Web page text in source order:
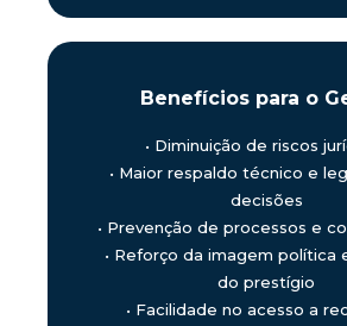
Benefícios para o
• Diminuição de riscos
• Maior respaldo técnico e
decisões
• Prevenção de processos e
• Reforço da imagem política
do prestígio
• Facilidade no acesso a